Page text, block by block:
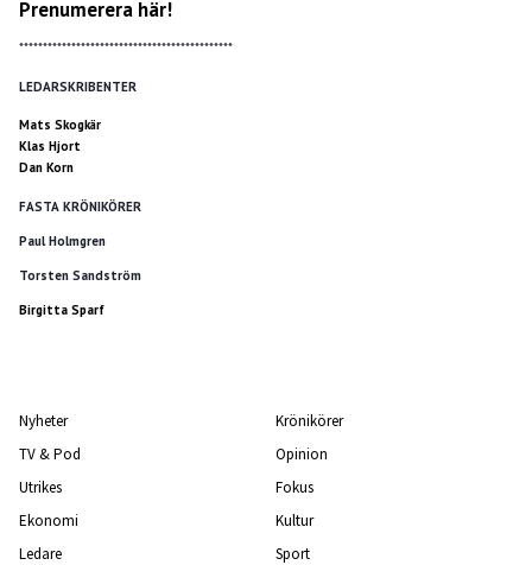
Prenumerera här!
*********************************************
LEDARSKRIBENTER
Mats Skogkär
Klas Hjort
Dan Korn
FASTA KRÖNIKÖRER
Paul Holmgren
Torsten Sandström
Birgitta Sparf
Nyheter
TV & Pod
Utrikes
Ekonomi
Ledare
Krönikörer
Opinion
Fokus
Kultur
Sport